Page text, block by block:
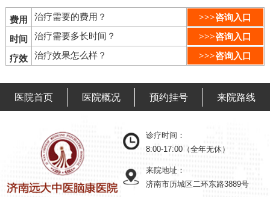
费用 治疗需要的费用？ >>>咨询入口
时间 治疗需要多长时间？ >>>咨询入口
疗效 治疗效果怎么样？ >>>咨询入口
医院首页 医院概况 预约挂号 来院路线
诊疗时间：
8:00-17:00（全年无休）
来院地址：
济南市历城区二环东路3889号